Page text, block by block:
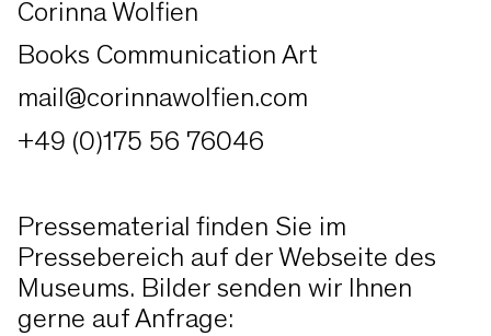
Corinna Wolfien
Books Communication Art
mail@corinnawolfien.com
+49 (0)175 56 76046
Pressematerial finden Sie im
Pressebereich auf der Webseite des
Museums. Bilder senden wir Ihnen
gerne auf Anfrage: